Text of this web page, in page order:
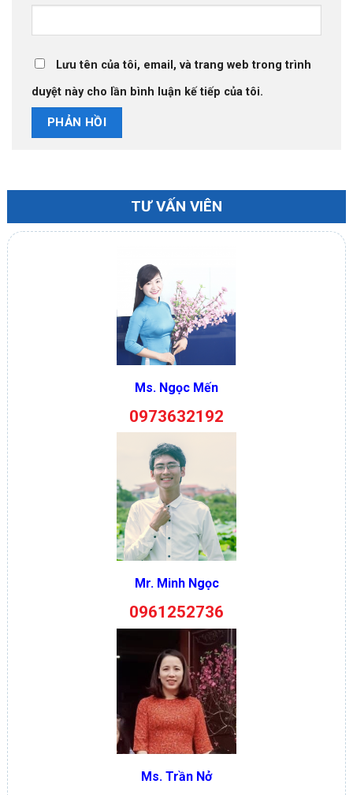
Lưu tên của tôi, email, và trang web trong trình
duyệt này cho lần bình luận kế tiếp của tôi.
TƯ VẤN VIÊN
Ms. Ngọc Mến
0973632192
Mr. Minh Ngọc
0961252736
Ms. Trần Nở